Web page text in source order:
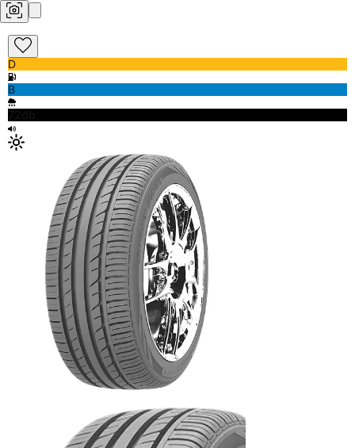
D
B
72db